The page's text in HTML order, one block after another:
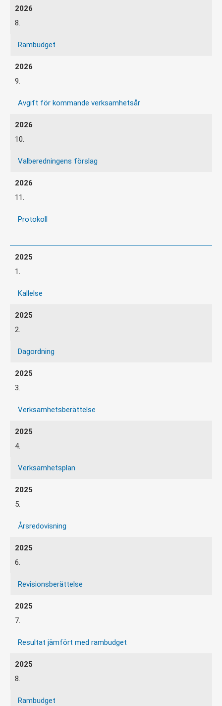
8.
Rambudget
9.
Avgift för kommande verksamhetsår
10.
Valberedningens förslag
11.
Protokoll
1.
Kallelse
2.
Dagordning
3.
Verksamhetsberättelse
4.
Verksamhetsplan
5.
Årsredovisning
6.
Revisionsberättelse
7.
Resultat jämfört med rambudget
8.
Rambudget